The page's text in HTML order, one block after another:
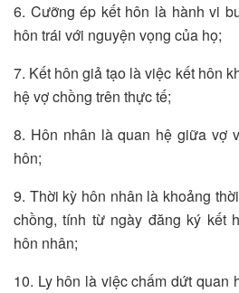
6. Cưỡng ép kết hôn là hành vi
hôn trái với nguyện vọng của họ;
7. Kết hôn giả tạo là việc kết hôn
hệ vợ chồng trên thực tế;
8. Hôn nhân là quan hệ giữa vợ
hôn;
9. Thời kỳ hôn nhân là khoảng
chồng, tính từ ngày đăng ký kết
hôn nhân;
10. Ly hôn là việc chấm dứt quan